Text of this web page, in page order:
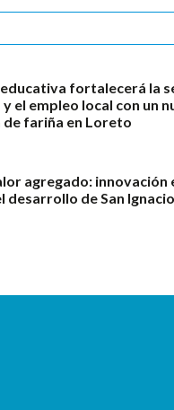
fortalecerá la
el empleo local con un
fariña en Loreto
agregado: innovación
desarrollo de San